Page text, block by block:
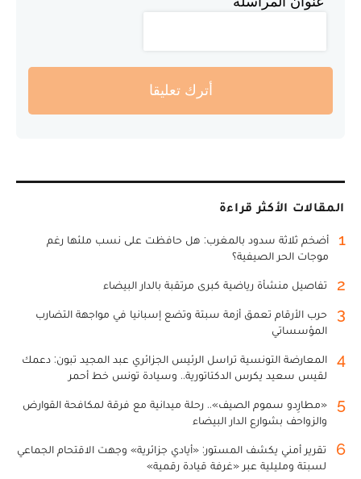
أترك تعليقا
المقالات الأكثر قراءة
1
أضخم ثلاثة سدود بالمغرب: هل حافظت على نسب ملئها رغم
موجات الحر الصيفية؟
2 تفاصيل منشأة رياضية كبرى مرتقبة بالدار البيضاء
3
حرب الأرقام تعمق أزمة سبتة وتضع إسبانيا في مواجهة التضارب
المؤسساتي
4
المعارضة التونسية تراسل الرئيس الجزائري عبد المجيد تبون: دعمك
لقيس سعيد يكرس الدكتاتورية.. وسيادة تونس خط أحمر
5
«مطارِدو سموم الصيف».. رحلة ميدانية مع فرقة لمكافحة القوارض
والزواحف بشوارع الدار البيضاء
6
تقرير أمني يكشف المستور: «أيادي جزائرية» وجهت الاقتحام الجماعي
لسبتة ومليلية عبر «غرفة قيادة رقمية»